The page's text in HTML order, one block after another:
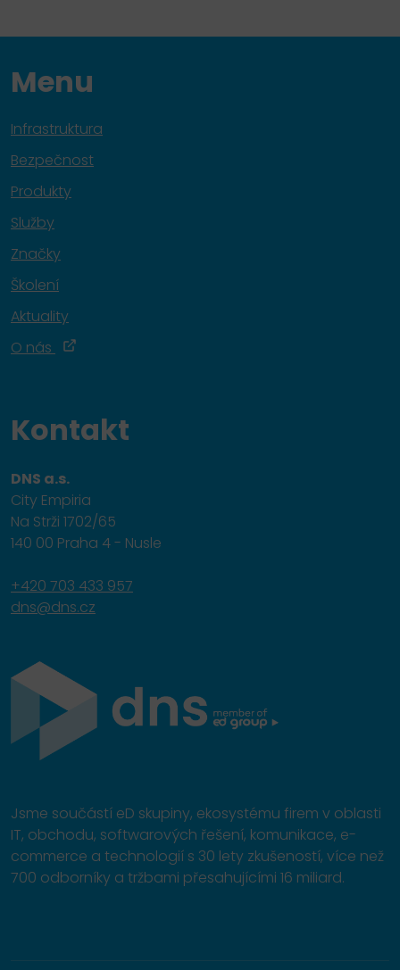
Menu
Infrastruktura
Bezpečnost
Produkty
Služby
Značky
Školení
Aktuality
O nás
Kontakt
DNS a.s.
City Empiria
Na Strži 1702/65
140 00 Praha 4 - Nusle
+420 703 433 957
dns@dns.cz
Jsme součástí eD skupiny, ekosystému firem v oblasti
IT, obchodu, softwarových řešení, komunikace, e-
commerce a technologií s 30 lety zkušeností, více než
700 odborníky a tržbami přesahujícími 16 miliard.